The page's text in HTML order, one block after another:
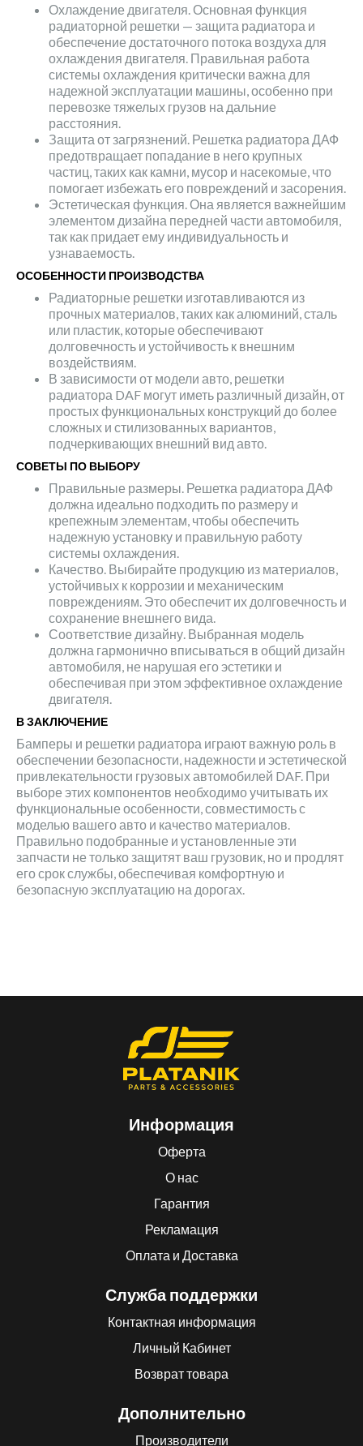
Охлаждение двигателя. Основная функция
радиаторной решетки — защита радиатора и
обеспечение достаточного потока воздуха для
охлаждения двигателя. Правильная работа
системы охлаждения критически важна для
надежной эксплуатации машины, особенно при
перевозке тяжелых грузов на дальние
расстояния.
Защита от загрязнений. Решетка радиатора ДАФ
предотвращает попадание в него крупных
частиц, таких как камни, мусор и насекомые, что
помогает избежать его повреждений и засорения.
Эстетическая функция. Она является важнейшим
элементом дизайна передней части автомобиля,
так как придает ему индивидуальность и
узнаваемость.
ОСОБЕННОСТИ ПРОИЗВОДСТВА
Радиаторные решетки изготавливаются из
прочных материалов, таких как алюминий, сталь
или пластик, которые обеспечивают
долговечность и устойчивость к внешним
воздействиям.
В зависимости от модели авто, решетки
радиатора DAF могут иметь различный дизайн, от
простых функциональных конструкций до более
сложных и стилизованных вариантов,
подчеркивающих внешний вид авто.
СОВЕТЫ ПО ВЫБОРУ
Правильные размеры. Решетка радиатора ДАФ
должна идеально подходить по размеру и
крепежным элементам, чтобы обеспечить
надежную установку и правильную работу
системы охлаждения.
Качество. Выбирайте продукцию из материалов,
устойчивых к коррозии и механическим
повреждениям. Это обеспечит их долговечность и
сохранение внешнего вида.
Соответствие дизайну. Выбранная модель
должна гармонично вписываться в общий дизайн
автомобиля, не нарушая его эстетики и
обеспечивая при этом эффективное охлаждение
двигателя.
В ЗАКЛЮЧЕНИЕ
Бамперы и решетки радиатора играют важную роль в
обеспечении безопасности, надежности и эстетической
привлекательности грузовых автомобилей DAF. При
выборе этих компонентов необходимо учитывать их
функциональные особенности, совместимость с
моделью вашего авто и качество материалов.
Правильно подобранные и установленные эти
запчасти не только защитят ваш грузовик, но и продлят
его срок службы, обеспечивая комфортную и
безопасную эксплуатацию на дорогах.
Информация
Оферта
О нас
Гарантия
Рекламация
Оплата и Доставка
Служба поддержки
Контактная информация
Личный Кабинет
Возврат товара
Дополнительно
Производители